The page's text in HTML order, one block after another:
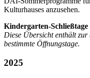
Kulturhauses anzusehen.
Kindergarten-Schließtage
Diese Übersicht enthält
bestimmte Öffnungstage.
2025